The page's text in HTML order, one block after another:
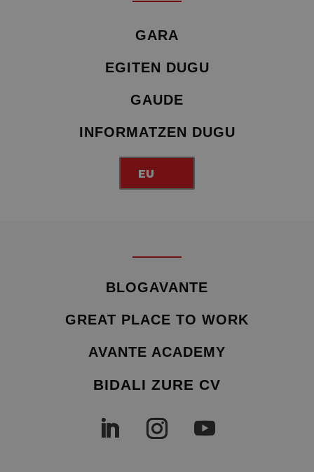
GARA
EGITEN DUGU
GAUDE
INFORMATZEN DUGU
EU
BLOGAVANTE
GREAT PLACE TO WORK
AVANTE ACADEMY
BIDALI ZURE CV